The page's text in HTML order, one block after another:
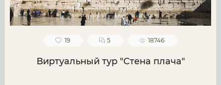
19 5 18746
Виртуальный тур "Стена плача"